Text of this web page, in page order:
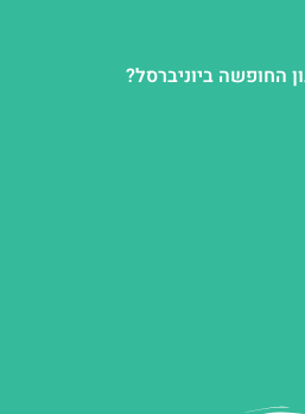
החופשה ביוניברסל?